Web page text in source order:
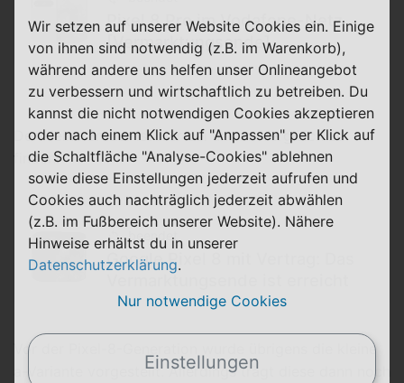
Pixel 8 Pro im Vodafone-Netz
[Vermarktungsende]
Der kleine Bruder ist hier bei uns im Vergleich zu
finden:
beendet
Google Pixel 8 mit Vertrag: Das
Vermarktungsende ist erreicht
Vor der Pixel-8-Generation wurde übrigens die kleine
a-Variante vorgestellt. Allerdings trägt diese dann noch
Wir setzen auf unserer Website Cookies ein. Einige
von ihnen sind notwendig (z.B. im Warenkorb),
während andere uns helfen unser Onlineangebot
zu verbessern und wirtschaftlich zu betreiben. Du
kannst die nicht notwendigen Cookies akzeptieren
oder nach einem Klick auf "Anpassen" per Klick auf
die Schaltfläche "Analyse-Cookies" ablehnen
sowie diese Einstellungen jederzeit aufrufen und
Cookies auch nachträglich jederzeit abwählen
(z.B. im Fußbereich unserer Website). Nähere
Hinweise erhältst du in unserer
Datenschutzerklärung.
Nur notwendige Cookies
Einstellungen